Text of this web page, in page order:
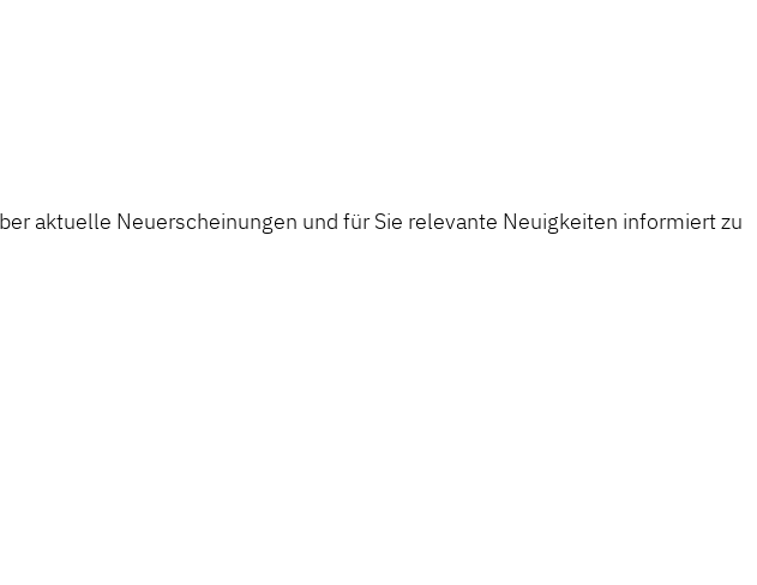
aktuelle Neuerscheinungen und für Sie relevante Neuigkeiten informiert zu